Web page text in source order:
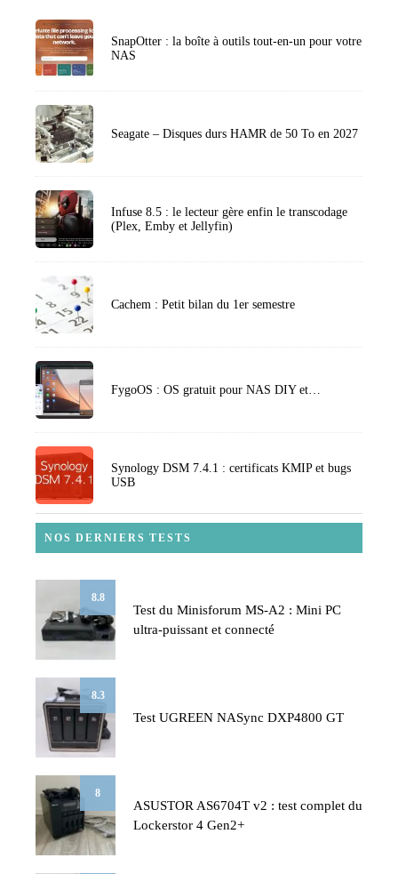
SnapOtter : la boîte à outils tout-en-un pour votre
NAS
Seagate – Disques durs HAMR de 50 To en 2027
Infuse 8.5 : le lecteur gère enfin le transcodage
(Plex, Emby et Jellyfin)
Cachem : Petit bilan du 1er semestre
FygoOS : OS gratuit pour NAS DIY et…
Synology DSM 7.4.1 : certificats KMIP et bugs
USB
NOS DERNIERS TESTS
8.8
Test du Minisforum MS-A2 : Mini PC
ultra-puissant et connecté
8.3
Test UGREEN NASync DXP4800 GT
8
ASUSTOR AS6704T v2 : test complet du
Lockerstor 4 Gen2+